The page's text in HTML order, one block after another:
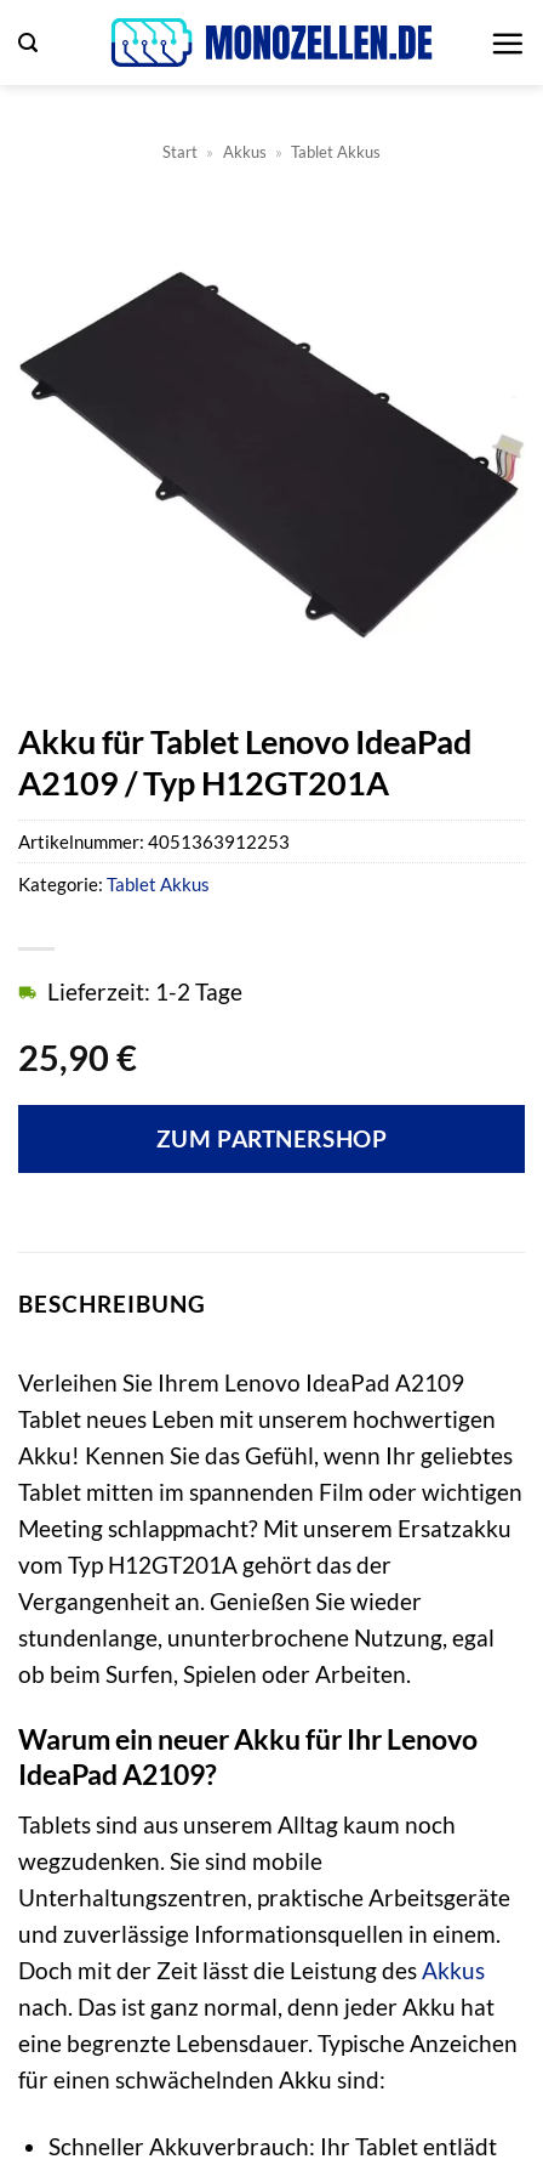
Inhalt
Start » Akkus » Tablet Akkus
Akku für Tablet Lenovo IdeaPad
A2109 / Typ H12GT201A
25,90 €
Lieferzeit: 1-2 Tage
ZUM PARTNERSHOP
Artikelnummer: 4051363912253
Kategorie: Tablet Akkus
BESCHREIBUNG
Verleihen Sie Ihrem Lenovo IdeaPad A2109
Tablet neues Leben mit unserem hochwertigen
Akku! Kennen Sie das Gefühl, wenn Ihr geliebtes
Tablet mitten im spannenden Film oder wichtigen
Meeting schlappmacht? Mit unserem Ersatzakku
vom Typ H12GT201A gehört das der
Vergangenheit an. Genießen Sie wieder
stundenlange, ununterbrochene Nutzung, egal
ob beim Surfen, Spielen oder Arbeiten.
Warum ein neuer Akku für Ihr Lenovo
IdeaPad A2109?
Tablets sind aus unserem Alltag kaum noch
wegzudenken. Sie sind mobile
Unterhaltungszentren, praktische Arbeitsgeräte
und zuverlässige Informationsquellen in einem.
Doch mit der Zeit lässt die Leistung desAkkus
nach. Das ist ganz normal, denn jeder Akku hat
eine begrenzte Lebensdauer. Typische Anzeichen
für einen schwächelnden Akku sind:
Schneller Akkuverbrauch: Ihr Tablet entlädt